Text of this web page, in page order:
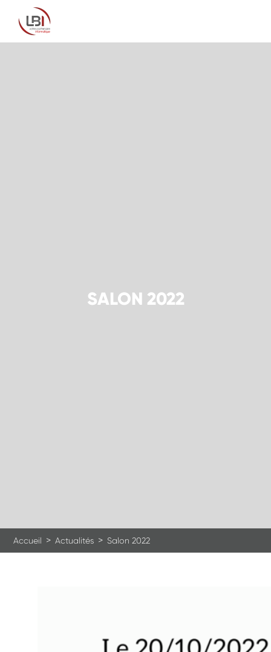
SALON 2022
Accueil > Actualités > Salon 2022